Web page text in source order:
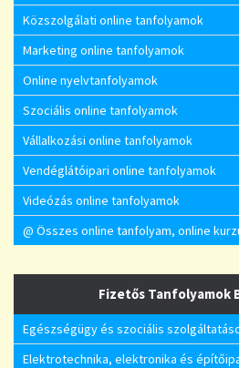
Közszolgálati online tanfolyamok
Marketing online tanfolyamok
Online nyelvtanfolyamok
Szociális online tanfolyamok
Vállalkozási online tanfolyamok
Vendéglátóipari online tanfolyamok
Videózás online tanfolyamok
@ Összes online tanfolyam, online
Fizetős Tanfolyamok
Egészségügy és szociális
Elektrotechnika, elektronika és